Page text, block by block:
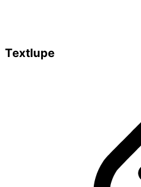
Textlupe